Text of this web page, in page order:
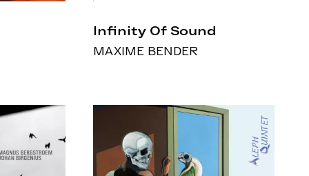
Infinity Of Sound
MAXIME BENDER